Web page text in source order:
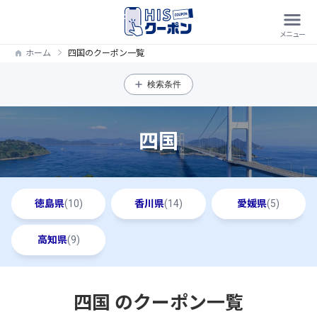
ホーム 四国のクーポン一覧
検索条件
四国
徳島県(10) 香川県(14) 愛媛県(5)
高知県(9)
四国 のクーポン一覧